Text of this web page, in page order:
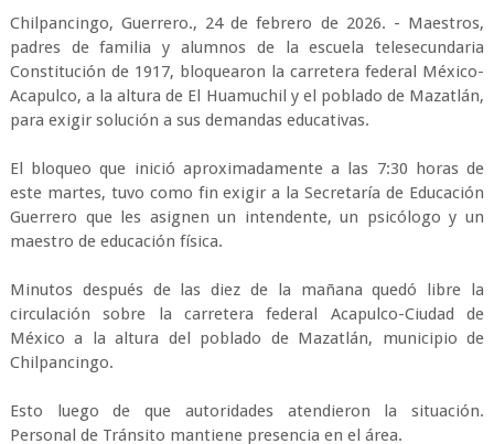
Chilpancingo, Guerrero., 24 de febrero de 2026. - Maestros,
padres de familia y alumnos de la escuela telesecundaria
Constitución de 1917, bloquearon la carretera federal México-
Acapulco, a la altura de El Huamuchil y el poblado de Mazatlán,
para exigir solución a sus demandas educativas.
El bloqueo que inició aproximadamente a las 7:30 horas de
este martes, tuvo como fin exigir a la Secretaría de Educación
Guerrero que les asignen un intendente, un psicólogo y un
maestro de educación física.
Minutos después de las diez de la mañana quedó libre la
circulación sobre la carretera federal Acapulco-Ciudad de
México a la altura del poblado de Mazatlán, municipio de
Chilpancingo.
Esto luego de que autoridades atendieron la situación.
Personal de Tránsito mantiene presencia en el área.